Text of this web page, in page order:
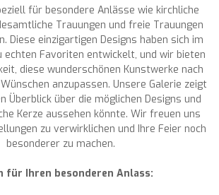
für besondere Anlässe wie kirchliche
Trauungen und freie Trauungen
Diese einzigartigen Designs haben sich im
echten Favoriten entwickelt, und wir bieten
diese wunderschönen Kunstwerke nach
anzupassen. Unsere Galerie zeigt
Überblick über die möglichen Designs und
Kerze aussehen könnte. Wir freuen uns
zu verwirklichen und Ihre Feier noch
besonderer zu machen.
für Ihren besonderen Anlass: